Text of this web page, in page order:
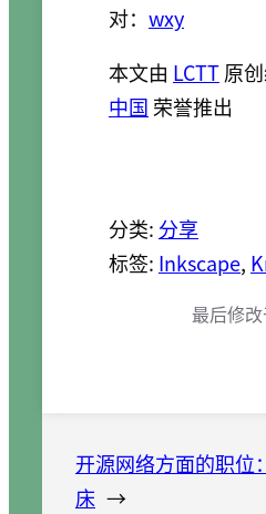
对： wxy
本文由 LCTT原创
中国荣誉推出
分类: 分享
标签: Inkscape,
最后修改
开源网络方面的职位
床 →